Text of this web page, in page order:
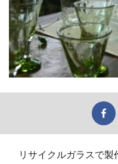
リサイクルガラスで製